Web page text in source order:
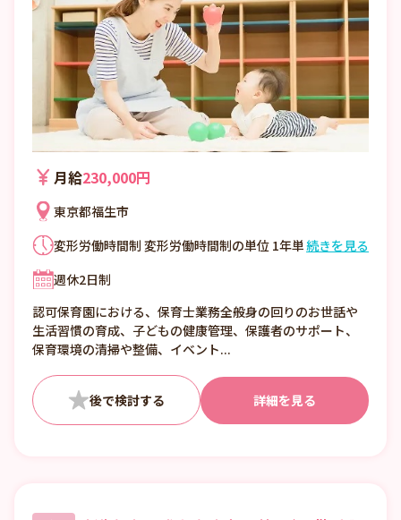
月給230,000円
東京都福生市
変形労働時間制 変形労働時間制の単位 1年単
8時00分～17時00分 就業時間に関する特記
を参照下さい。 ・休憩60分 ・時間外勤務:あ
り 月平均時間外労働時間 5時間 36協定にお
ける特別条項 あり 特別な事情・期間等
続きを見る
週休2日制
認可保育園における、保育士業務全般身の回りのお世話や
生活習慣の育成、子どもの健康管理、保護者のサポート、
保育環境の清掃や整備、イベント...
詳細を見る